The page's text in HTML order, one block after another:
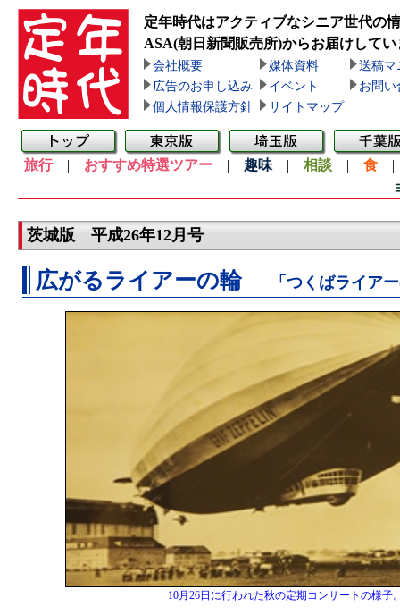
定年時代はアクティブなシニア世代の
ASA(朝日新聞販売所)からお届けしてい
会社概要 媒体資料
送稿マ
広告のお申し込み
イベント
お問い
個人情報保護方針
サイトマップ
旅行| おすすめ特選ツアー | 趣味 | 相談 | 食
茨城版 平成26年12月号
広がるライアーの輪 「つくばライア
10月26日に行われた秋の定期コンサートの様子